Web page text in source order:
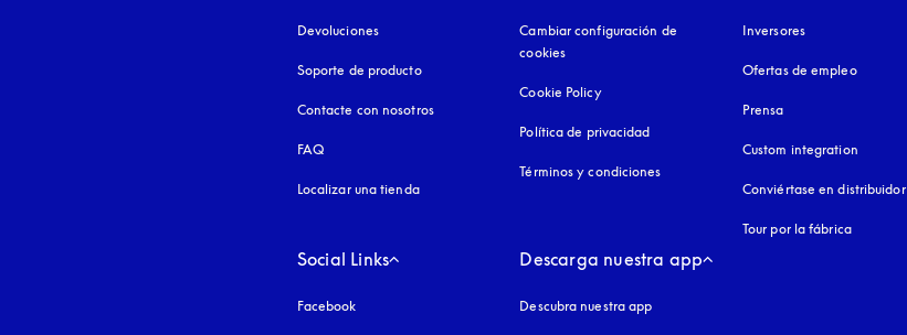
Devoluciones
Soporte de producto
Contacte con nosotros
FAQ
Localizar una tienda
Cambiar configuración de
cookies
Cookie Policyapertura en una pestaña nueva
Política de privacidad
Términos y condiciones
Inversores
Ofertas de empleo
Prensa
Custom integration
Conviértase en distribuidor
Tour por la fábrica
Social Links
Facebook
Descarga nuestra app
Descubra nuestra app